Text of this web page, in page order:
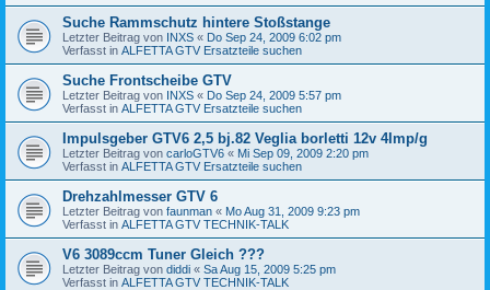
Suche Rammschutz hintere Stoßstange
Letzter Beitrag von INXS « Do Sep 24, 2009 6:02 pm
Verfasst in ALFETTA GTV Ersatzteile suchen
Suche Frontscheibe GTV
Letzter Beitrag von INXS « Do Sep 24, 2009 5:57 pm
Verfasst in ALFETTA GTV Ersatzteile suchen
Impulsgeber GTV6 2,5 bj.82 Veglia borletti 12v 4Imp/g
Letzter Beitrag von carloGTV6 « Mi Sep 09, 2009 2:20 pm
Verfasst in ALFETTA GTV Ersatzteile suchen
Drehzahlmesser GTV 6
Letzter Beitrag von faunman « Mo Aug 31, 2009 9:23 pm
Verfasst in ALFETTA GTV TECHNIK-TALK
V6 3089ccm Tuner Gleich ???
Letzter Beitrag von diddi « Sa Aug 15, 2009 5:25 pm
Verfasst in ALFETTA GTV TECHNIK-TALK